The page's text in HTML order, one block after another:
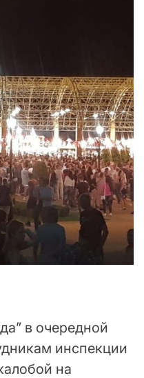
в очередной
инспекции
на